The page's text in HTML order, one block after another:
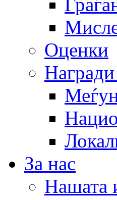
Оценки
За нас
Нашата